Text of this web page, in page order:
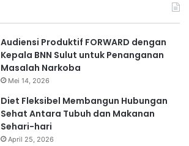
Audiensi Produktif FORWARD dengan
Kepala BNN Sulut untuk Penanganan
Masalah Narkoba
Mei 14, 2026
Diet Fleksibel Membangun Hubungan
Sehat Antara Tubuh dan Makanan
Sehari-hari
April 25, 2026